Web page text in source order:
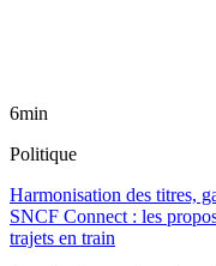
6min
Politique
Harmonisation des titres,
SNCF Connect : les
trajets en train